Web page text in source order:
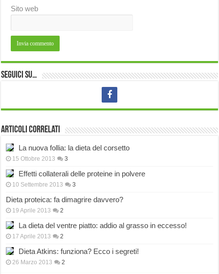
Sito web
Seguici su…
Articoli correlati
La nuova follia: la dieta del corsetto
15 Ottobre 2013 3
Effetti collaterali delle proteine in polvere
10 Settembre 2013 3
Dieta proteica: fa dimagrire davvero?
19 Aprile 2013 2
La dieta del ventre piatto: addio al grasso in eccesso!
17 Aprile 2013 2
Dieta Atkins: funziona? Ecco i segreti!
26 Marzo 2013 2